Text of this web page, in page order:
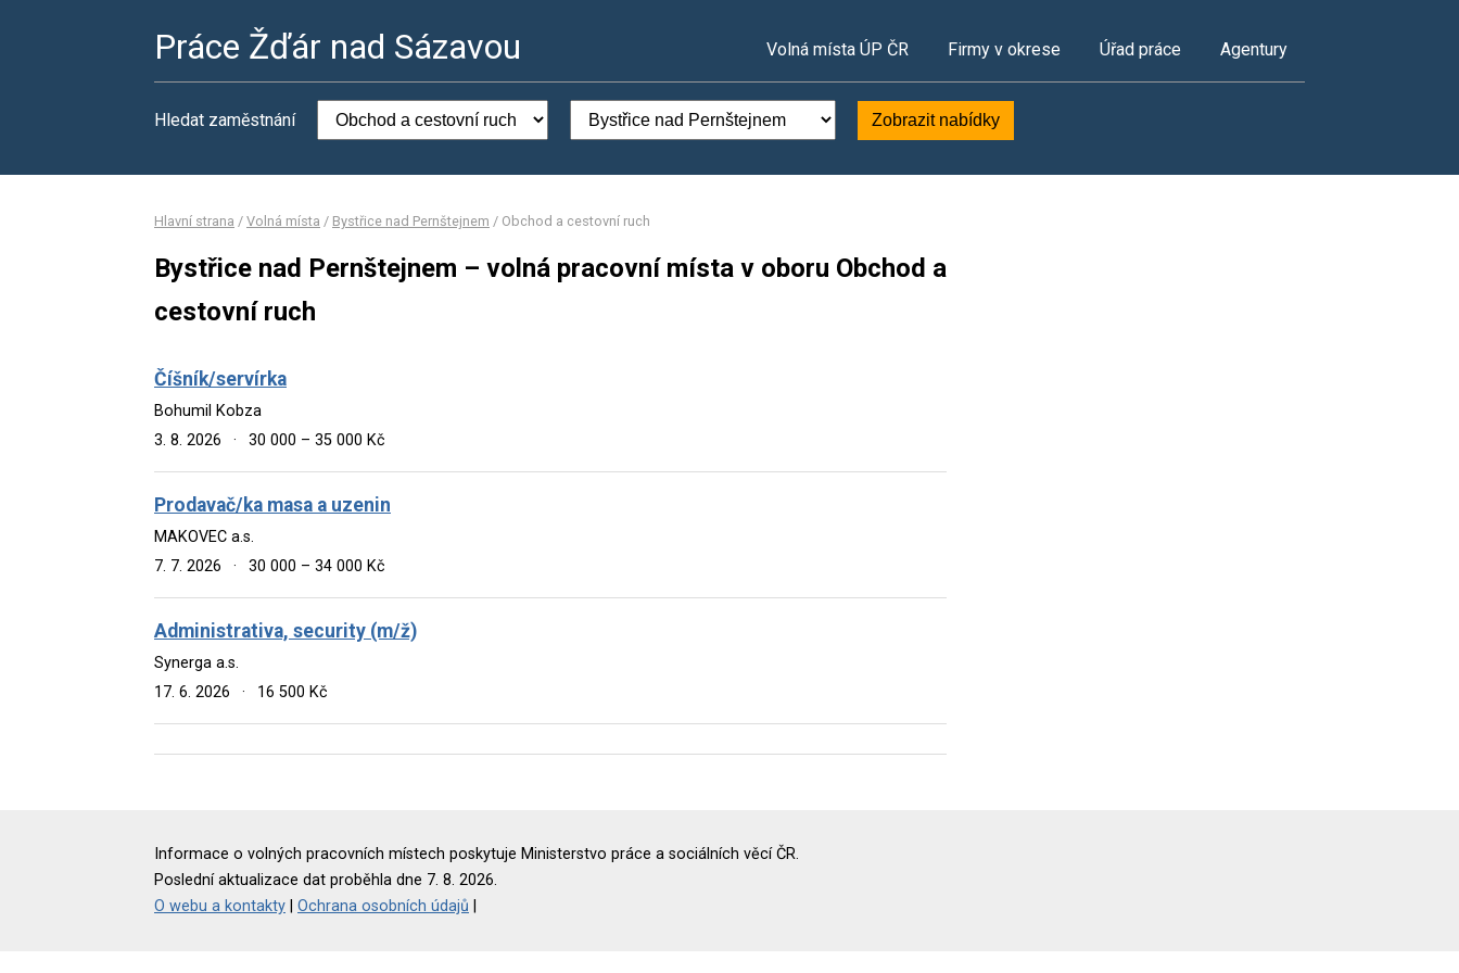
Práce Žďár nad Sázavou Volná místa ÚP ČR Firmy v okrese Úřad práce Agentury
Hledat zaměstnání Zobrazit nabídky
Hlavní strana / Volná místa / Bystřice nad Pernštejnem / Obchod a cestovní ruch
Bystřice nad Pernštejnem – volná pracovní místa v oboru Obchod a
cestovní ruch
Číšník/servírka
Bohumil Kobza
3. 8. 2026
· 30 000 – 35 000 Kč
Prodavač/ka masa a uzenin
MAKOVEC a.s.
7. 7. 2026
· 30 000 – 34 000 Kč
Administrativa, security (m/ž)
Synerga a.s.
17. 6. 2026
· 16 500 Kč
Informace o volných pracovních místech poskytuje Ministerstvo práce a sociálních věcí ČR.
Poslední aktualizace dat proběhla dne 7. 8. 2026.
O webu a kontakty
Ochrana osobních údajů